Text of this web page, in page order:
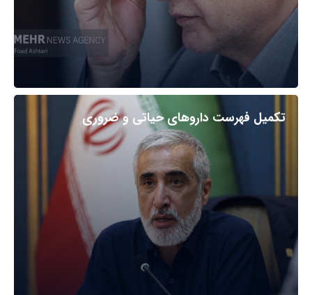
تکمیل فهرست داروهای حیاتی و ضروری